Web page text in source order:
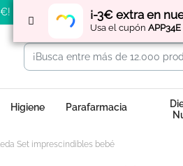
¡-3€ extra en
Usa el cupón APP34E
Higiene Parafarmacia
Set imprescindibles bebé